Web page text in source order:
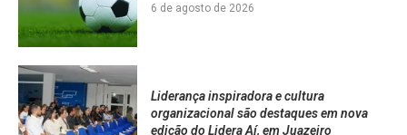
6 de agosto de 2026
Liderança inspiradora e cultura
organizacional são destaques em nova
edição do Lidera Aí, em Juazeiro